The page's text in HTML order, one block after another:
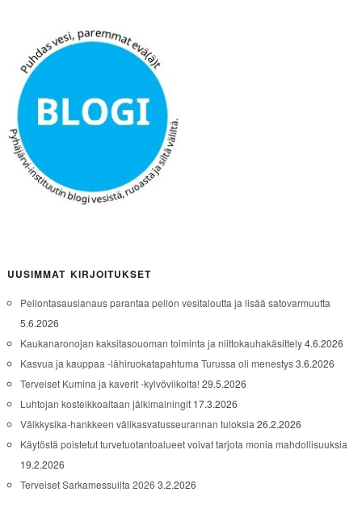
UUSIMMAT KIRJOITUKSET
Pellontasauslanaus parantaa pellon vesitaloutta ja lisää satovarmuutta
5.6.2026
Kaukanaronojan kaksitasouoman toiminta ja niittokauhakäsittely4.6.2026
Kasvua ja kauppaa -lähiruokatapahtuma Turussa oli menestys3.6.2026
Terveiset Kumina ja kaverit -kylvöviikolta!29.5.2026
Luhtojan kosteikkoaltaan jälkimainingit 17.3.2026
Välkkysika-hankkeen välikasvatusseurannan tuloksia 26.2.2026
Käytöstä poistetut turvetuotantoalueet voivat tarjota monia mahdollisuuksia
19.2.2026
Terveiset Sarkamessuilta 2026 3.2.2026